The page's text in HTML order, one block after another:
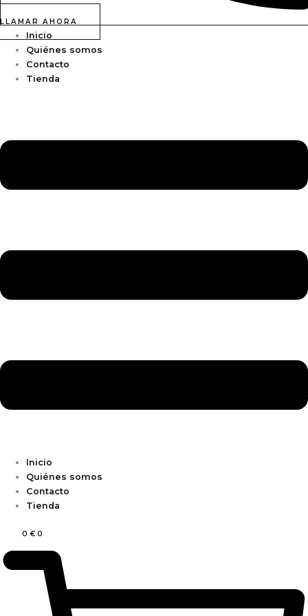
LLAMAR AHORA
Inicio
Quiénes somos
Contacto
Tienda
Inicio
Quiénes somos
Contacto
Tienda
0 € 0